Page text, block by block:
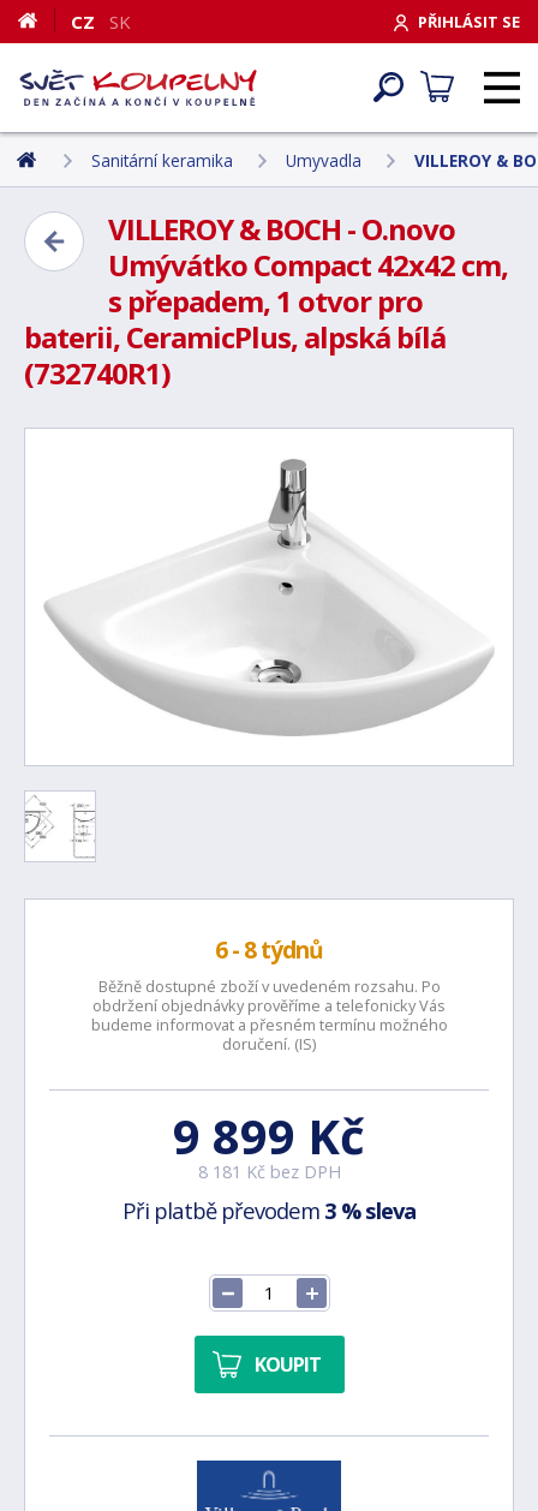
PŘIHLÁSIT SE
CZ SK
Sanitární keramika Umyvadla VILLEROY &
VILLEROY & BOCH - O.novo
Umývátko Compact 42x42 cm,
s přepadem, 1 otvor pro
baterii, CeramicPlus, alpská bílá
(732740R1)
6 - 8 týdnů
Běžně dostupné zboží v uvedeném rozsahu. Po
obdržení objednávky prověříme a telefonicky Vás
budeme informovat a přesném termínu možného
doručení. (IS)
9 899 Kč
8 181 Kč bez DPH
Při platbě převodem 3 % sleva
KOUPIT